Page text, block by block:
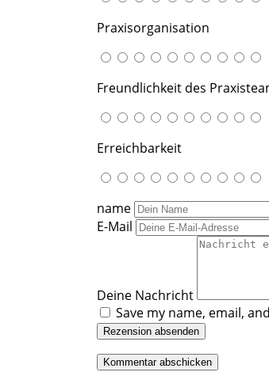
Praxisorganisation
Freundlichkeit des
Erreichbarkeit
name
E-Mail
Deine Nachricht
Save my name, email,
Rezension absenden